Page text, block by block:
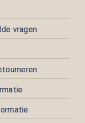
vragen